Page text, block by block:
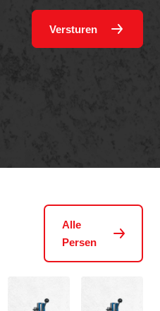
Versturen
Alle
Persen